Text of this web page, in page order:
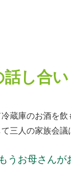
話し合い
蔵庫のお酒を
三人の家族会議
うお母さん